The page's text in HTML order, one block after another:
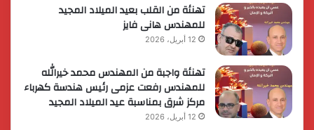
تهنئة من القلب بعيد الميلاد المجيد
للمهندس هانى فايز
12 أبريل، 2026
تهنئة واجبة من المهندس محمد خيرالله
للمهندس رفعت عزمى رئيس هندسة كهرباء
مركز شرق بمناسبة عيد الميلاد المجيد
12 أبريل، 2026